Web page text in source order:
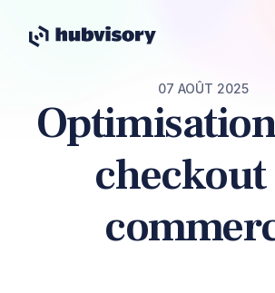
07 AOÛT 2025
checkout